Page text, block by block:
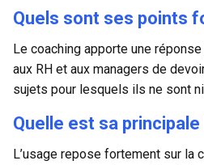
Quels sont ses points
Le coaching apporte une
aux RH et aux managers de
sujets pour lesquels ils ne sont
Quelle est sa
L’usage repose fortement sur la